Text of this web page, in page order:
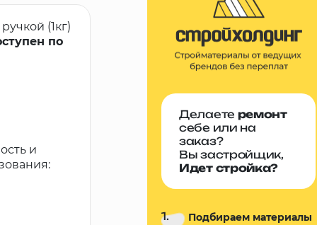
(1кг)
по
и
Делаете ремонт
себе или на
заказ?
Вы застройщик,
Идет стройка?
1.
Подбираем материалы